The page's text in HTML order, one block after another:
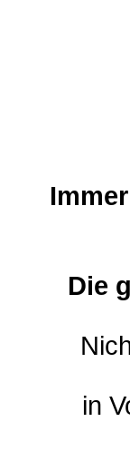
Die
in